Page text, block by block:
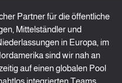
Partner für die öffentliche
Mittelständler und
in Europa, im
sind wir nah an
auf einen globalen Pool
integrierten Teams